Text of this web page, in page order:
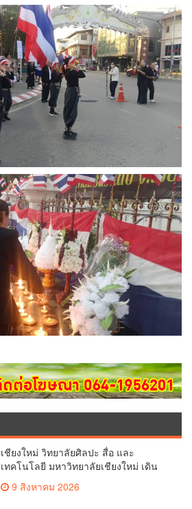
เชียงใหม่ วิทยาลัยศิลปะ สื่อ และ
เทคโนโลยี มหาวิทยาลัยเชียงใหม่ เดิน
“CAMT Digital Contest 2026”(คลิป)
9 สิงหาคม 2026